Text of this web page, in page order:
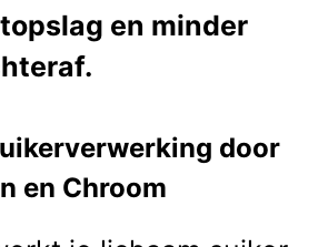
en minder
door
en Chroom